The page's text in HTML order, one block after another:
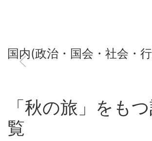
国内(政治・国会・社会・
「秋の旅」をも
覧